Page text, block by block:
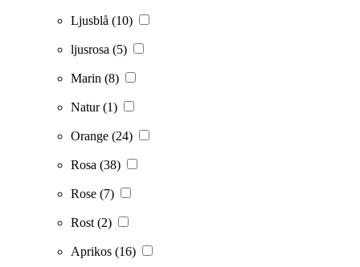
Ljusblå (10)
ljusrosa (5)
Marin (8)
Natur(1)
Orange (24)
Rosa (38)
Rose (7)
Rost (2)
Aprikos (16)